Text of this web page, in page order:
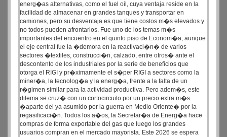
energ�as alternativas, como el fuel oil, cuya ventaja reside en la
facilidad de almacenar en grandes tanques y transportar en
camiones, pero su desventaja es que tiene costos m�s elevados y
no todos pueden afrontarlos. Fue uno de los temas m�s
importantes del encuentro en el quinto piso de Econom�a, aunque
el eje central fue la �demora en la reactivaci�n� de varios
sectores �textiles, construcci�n, calzado, entre otros� ante el
descontento de los industriales por la serie de beneficios que
otorga el RIGI y pr�ximamente el s�per RIGI a sectores como la
miner�a, la tecnolog�a y la energ�a, frente a la falta de un
r�gimen similar para la actividad productiva. Pero adem�s, este
dilema se cruz� con un cortocircuito por un precio extra m�s
�aparte del ya asumido por la guerra en Medio Oriente� por la
regasificaci�n. Todos los a�os, la Secretar�a de Energ�a hace
compras de forma exportable del gas que luego los grandes
usuarios compran en el mercado mayorista. Este 2026 se espera